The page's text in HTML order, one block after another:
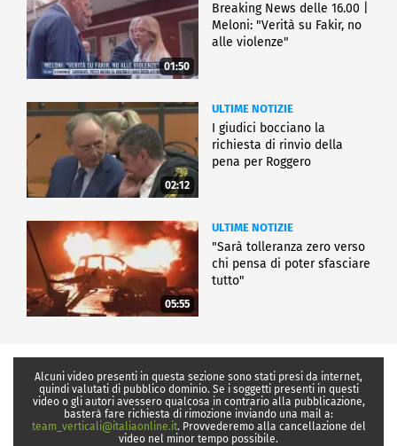
01:50
Breaking News delle 16.00 |
Meloni: "Verità su Fakir, no
alle violenze"
02:12
ULTIME NOTIZIE
I giudici bocciano la
richiesta di rinvio della
pena per Roggero
05:55
ULTIME NOTIZIE
"Sarà tolleranza zero verso
chi pensa di poter sfasciare
tutto"
Alcuni video presenti in questa sezione sono stati presi da internet,
quindi valutati di pubblico dominio. Se i soggetti presenti in questi
video o gli autori avessero qualcosa in contrario alla pubblicazione,
basterà fare richiesta di rimozione inviando una mail a:
team_verticali@italiaonline.it. Provvederemo alla cancellazione del
video nel minor tempo possibile.